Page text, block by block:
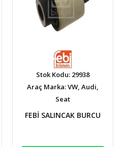
Stok Kodu: 29938
Araç Marka: VW, Audi,
Seat
FEBİ SALINCAK BURCU